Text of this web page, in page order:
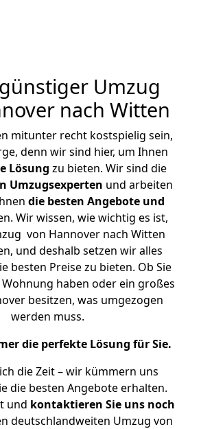
Umzug
nach Witten
mitunter recht kostspielig sein,
denn wir sind hier, um Ihnen
Lösung zu bieten. Wir sind die
Umzugsexperten und arbeiten
die besten Angebote und
Wir wissen, wie wichtig es ist,
von Hannover nach Witten
und deshalb setzen wir alles
besten Preise zu bieten. Ob Sie
haben oder ein großes
besitzen, was umgezogen
werden muss.
die perfekte Lösung für Sie.
die Zeit – wir kümmern uns
die besten Angebote erhalten.
und kontaktieren Sie uns noch
deutschlandweiten Umzug von